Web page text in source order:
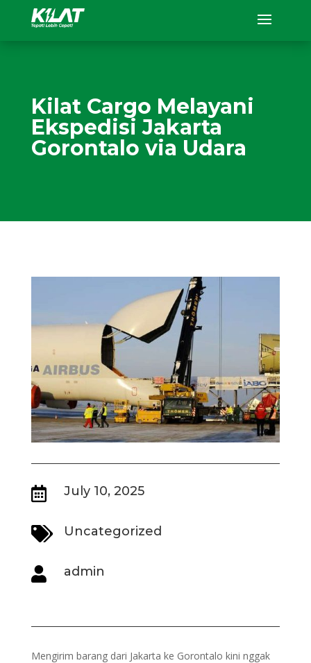
Kilat Cargo Melayani
Ekspedisi Jakarta
Gorontalo via Udara
 July 10, 2025
 Uncategorized
 admin
Mengirim barang dari Jakarta ke Gorontalo kini nggak